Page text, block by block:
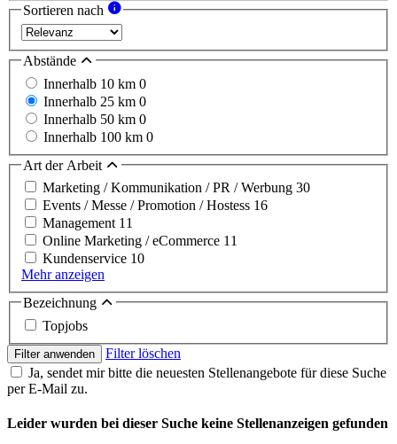
Sortieren nach
Abstände
Innerhalb 10 km 0
Innerhalb 25 km 0
Innerhalb 50 km 0
Innerhalb 100 km 0
Art der Arbeit
Marketing / Kommunikation / PR / Werbung 30
Events / Messe / Promotion / Hostess 16
Management 11
Online Marketing / eCommerce 11
Kundenservice 10
Mehr anzeigen
Bezeichnung
Topjobs
Filter anwenden
Filter löschen
Ja, sendet mir bitte die neuesten Stellenangebote für diese Suche
per E-Mail zu.
Leider wurden bei dieser Suche keine Stellenanzeigen gefunden